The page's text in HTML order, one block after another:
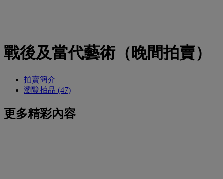
戰後及當代藝術（晚間拍賣）
拍賣簡介
瀏覽拍品 (47)
更多精彩內容